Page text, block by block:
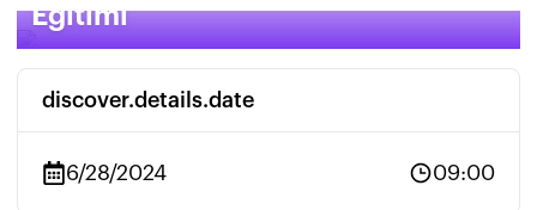
Eğitimi
discover.details.date
6/28/2024 09:00